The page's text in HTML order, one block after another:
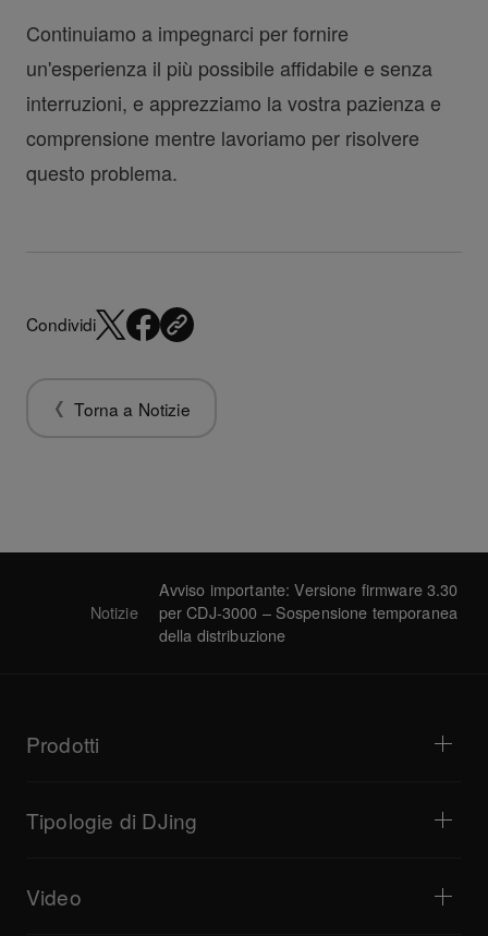
Continuiamo a impegnarci per fornire
un'esperienza il più possibile affidabile e senza
interruzioni, e apprezziamo la vostra pazienza e
comprensione mentre lavoriamo per risolvere
questo problema.
Condividi
Torna a Notizie
Notizie
Avviso importante: Versione firmware 3.30
per CDJ-3000 – Sospensione temporanea
della distribuzione
Prodotti
Mixer DJ
Consolle per DJ All-In-One
Campionatori DJ
Unità effetti DJ
Tipologie di DJing
Dirette streaming
Bar e piccoli locali
Video